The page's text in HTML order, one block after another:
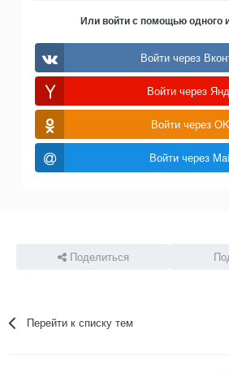
Или войти с помощью одного
Войти через
Войти через
Войти через
Войти через
Поделиться
Перейти к списку тем